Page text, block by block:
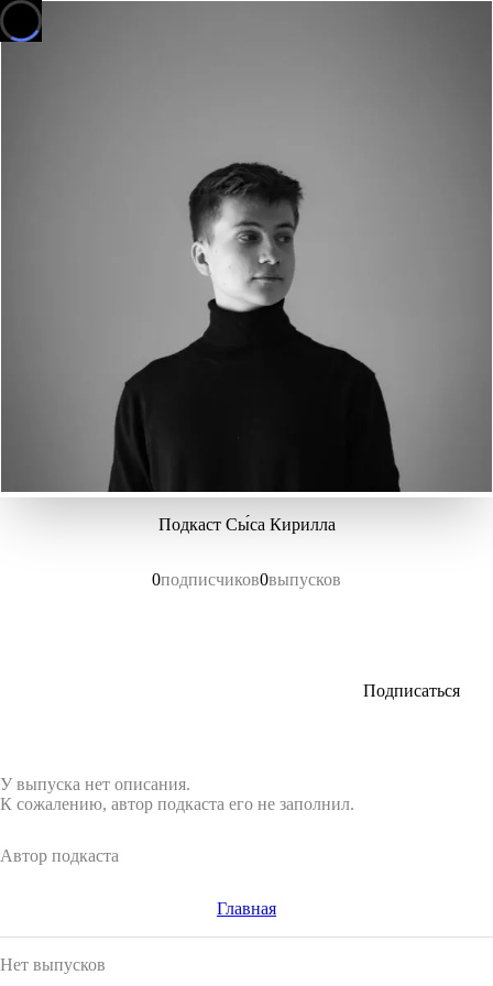
Подкаст Сы́са Кирилла
0подписчиков0выпусков
Подписаться
У выпуска нет описания.
К сожалению, автор подкаста его не заполнил.
Автор подкаста
Главная
Нет выпусков